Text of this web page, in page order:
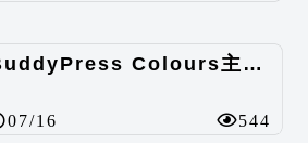
BuddyPress Colours主题汉化包
07/16 544